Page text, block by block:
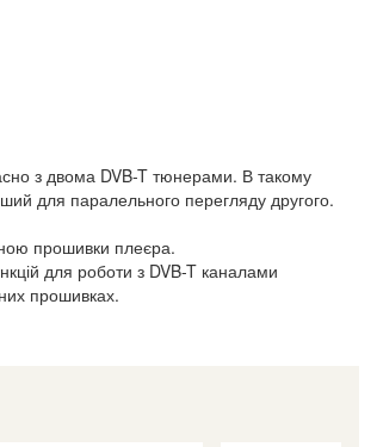
з двома DVB-T тюнерами. В такому
для паралельного перегляду другого.
прошивки плеєра.
для роботи з DVB-T каналами
прошивках.